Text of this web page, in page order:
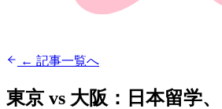
← 記事一覧へ
東京 vs 大阪：日本留学